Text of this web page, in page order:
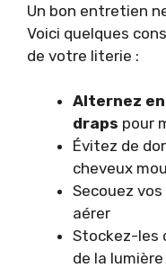
Un bon entretien
Voici quelques
de votre literie :
Alternez
draps pour
Évitez de
cheveux
Secouez
aérer
Stockez-les
de la lumière